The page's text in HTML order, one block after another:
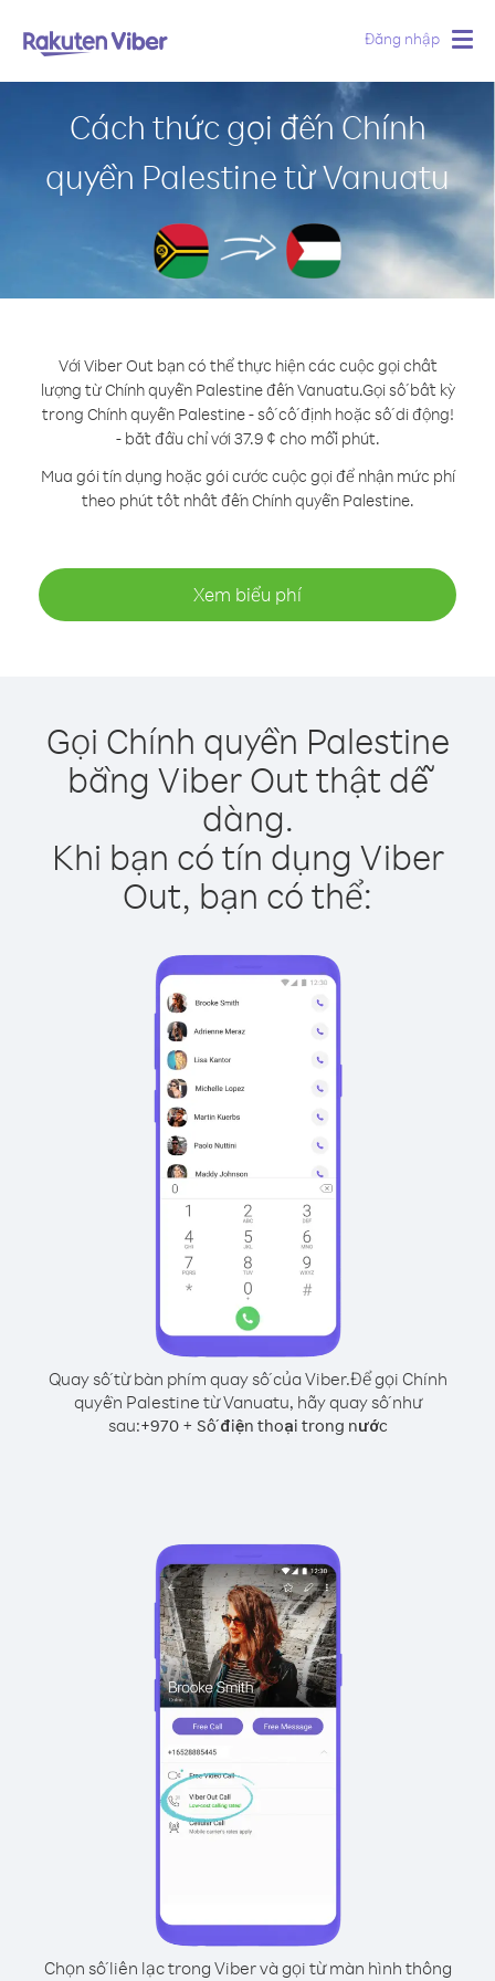
Đăng nhập
Cách thức gọi đến Chính
quyền Palestine từ Vanuatu
Với Viber Out bạn có thể thực hiện các cuộc gọi chất
lượng từ Chính quyền Palestine đến Vanuatu.Gọi số bất kỳ
trong Chính quyền Palestine - số cố định hoặc số di động!
- bắt đầu chỉ với 37.9 ¢ cho mỗi phút.
Mua gói tín dụng hoặc gói cước cuộc gọi để nhận mức phí
theo phút tốt nhất đến Chính quyền Palestine.
Xem biểu phí
Gọi Chính quyền Palestine
bằng Viber Out thật dễ
dàng.
Khi bạn có tín dụng Viber
Out, bạn có thể:
Quay số từ bàn phím quay số của Viber.Để gọi Chính
quyền Palestine từ Vanuatu, hãy quay số như
sau:+970+ Số điện thoại trong nước
Chọn số liên lạc trong Viber và gọi từ màn hình thông